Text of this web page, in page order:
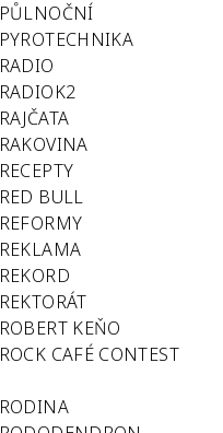
PŮLNOČNÍ
PYROTECHNIKA
RADIO
RADIOK2
RAJČATA
RAKOVINA
RECEPTY
RED BULL
REFORMY
REKLAMA
REKORD
REKTORÁT
ROBERT KEŇO
ROCK CAFÉ CONTEST
RODINA